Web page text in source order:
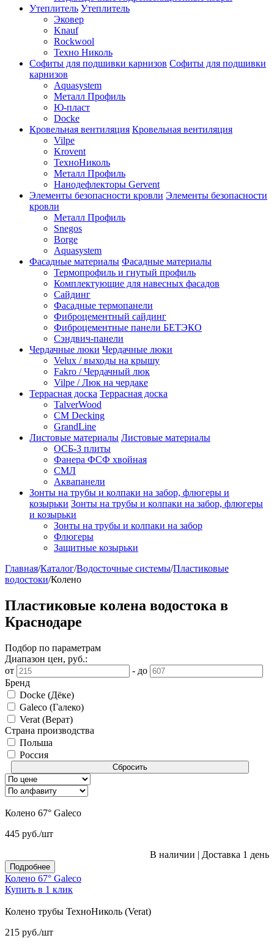
Утеплитель Утеплитель
Эковер
Knauf
Rockwool
Техно Николь
Софиты для подшивки карнизов Софиты для подшивки
карнизов
Aquasystem
Металл Профиль
Ю-пласт
Docke
Кровельная вентиляция Кровельная вентиляция
Vilpe
Krovent
ТехноНиколь
Металл Профиль
Нанодефлекторы Gervent
Элементы безопасности кровли Элементы безопасности
кровли
Металл Профиль
Snegos
Borge
Aquasystem
Фасадные материалы Фасадные материалы
Термопрофиль и гнутый профиль
Комплектующие для навесных фасадов
Сайдинг
Фасадные термопанели
Фиброцементный сайдинг
Фиброцементные панели БЕТЭКО
Сэндвич-панели
Чердачные люки Чердачные люки
Velux / выходы на крышу
Fakro / Чердачный люк
Vilpe / Люк на чердаке
Террасная доска Террасная доска
TalverWood
CM Decking
GrandLine
Листовые материалы Листовые материалы
ОСБ-3 плиты
Фанера ФСФ хвойная
СМЛ
Аквапанели
Зонты на трубы и колпаки на забор, флюгеры и
козырьки Зонты на трубы и колпаки на забор, флюгеры
и козырьки
Зонты на трубы и колпаки на забор
Флюгеры
Защитные козырьки
Главная/Каталог/Водосточные системы/Пластиковые
водостоки/Колено
Пластиковые колена водостока в
Краснодаре
Подбор по параметрам
Диапазон цен, руб.:
от
- до
Бренд
Docke (Дёке)
Galeco (Галеко)
Verat (Верат)
Страна производства
Польша
Россия
Сбросить
Колено 67° Galeco
445 руб./шт
В наличии | Доставка 1 день
Подробнее
Колено 67° Galeco
Купить в 1 клик
Колено трубы ТехноНиколь (Verat)
215 руб./шт